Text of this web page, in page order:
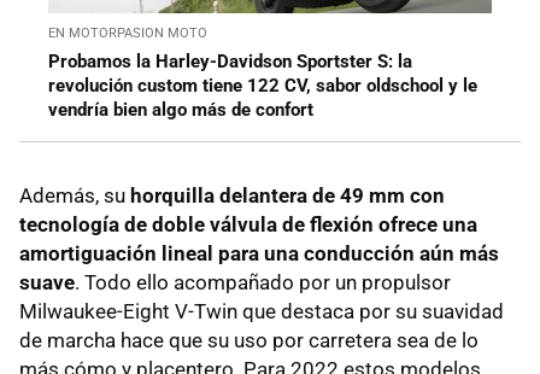
EN MOTORPASION MOTO
Probamos la Harley-Davidson Sportster S: la
revolución custom tiene 122 CV, sabor oldschool y le
vendría bien algo más de confort
Además, su horquilla delantera de 49 mm con
tecnología de doble válvula de flexión ofrece una
amortiguación lineal para una conducción aún más
suave. Todo ello acompañado por un propulsor
Milwaukee-Eight V-Twin que destaca por su suavidad
de marcha hace que su uso por carretera sea de lo